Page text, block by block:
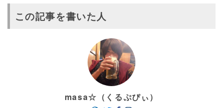
この記事を書いた人
masa☆（くるぷぴぃ）